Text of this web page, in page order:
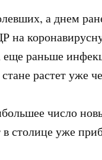
а днем
на
раньше
растет уже
число
уже